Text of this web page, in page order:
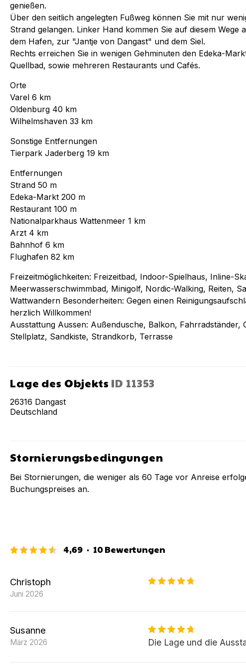
genießen.
Über den seitlich angelegten Fußweg können Sie mit nur
Strand gelangen. Linker Hand kommen Sie auf diesem Wege
dem Hafen, zur "Jantje von Dangast" und dem Siel.
Rechts erreichen Sie in wenigen Gehminuten den Edeka-
Quellbad, sowie mehreren Restaurants und Cafés.
Orte
Varel 6 km
Oldenburg 40 km
Wilhelmshaven 33 km
Sonstige Entfernungen
Tierpark Jaderberg 19 km
Entfernungen
Strand 50 m
Edeka-Markt 200 m
Restaurant 100 m
Nationalparkhaus Wattenmeer 1 km
Arzt 4 km
Bahnhof 6 km
Flughafen 82 km
Freizeitmöglichkeiten: Freizeitbad, Indoor-Spielhaus, Inline-
Meerwasserschwimmbad, Minigolf, Nordic-Walking, Reiten,
Wattwandern Besonderheiten: Gegen einen
herzlich Willkommen!
Ausstattung Aussen: Außendusche, Balkon, Fahrradständer,
Stellplatz, Sandkiste, Strandkorb, Terrasse
Lage des Objekts ID 11353
26316 Dangast
Deutschland
Stornierungsbedingungen
Bei Stornierungen, die weniger als 60 Tage vor Anreise
Buchungspreises an.
4,69 · 10Bewertungen
Christoph
Juni 2026
Susanne
März 2026 Die Lage und die